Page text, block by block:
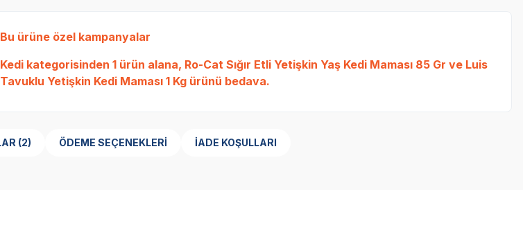
Bu ürüne özel kampanyalar
Kedikategorisinden 1 ürün alana, Ro-Cat Sığır Etli Yetişkin Yaş Kedi Maması 85 Gr ve Luis
Tavuklu Yetişkin Kedi Maması 1 Kgürünü bedava.
YORUMLAR (2) ÖDEME SEÇENEKLERI İADE KOŞULLARI